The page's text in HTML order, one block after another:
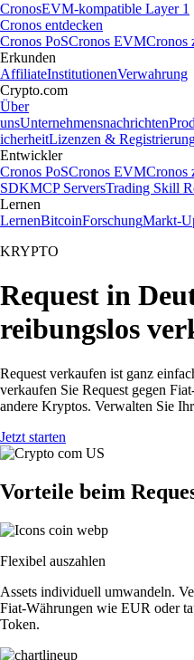
CronosEVM-kompatible Layer 1
Cronos entdecken
Cronos PoSCronos EVMCronos
Erkunden
AffiliateInstitutionenVerwahrung
Crypto.com
Über
unsUnternehmensnachrichten
icherheitLizenzen &
Entwickler
Cronos PoSCronos EVMCronos
SDKMCP ServersTrading Skill
Lernen
LernenBitcoinForschungMarkt-
KRYPTO
Request in
reibungslos
Request verkaufen ist ganz
verkaufen Sie Request gegen
andere Kryptos. Verwalten Sie
Jetzt starten
Vorteile beim
Flexibel auszahlen
Assets individuell umwandeln.
Fiat-Währungen wie EUR oder
Token.